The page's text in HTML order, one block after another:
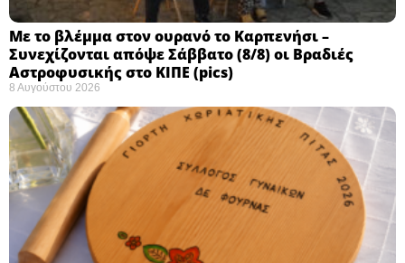
Με το βλέμμα στον ουρανό το Καρπενήσι –
Συνεχίζονται απόψε Σάββατο (8/8) οι Βραδιές
Αστροφυσικής στο ΚΙΠΕ (pics)
8 Αυγούστου 2026